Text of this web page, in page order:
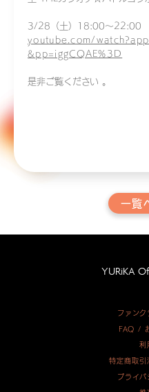
3/28（土）18:00〜22:00
youtube.com/
&pp=iggCQAE%3D
是非ご覧ください 。
一覧
YURiKA
ファンク
FAQ /
利
特定商取引
プライバ